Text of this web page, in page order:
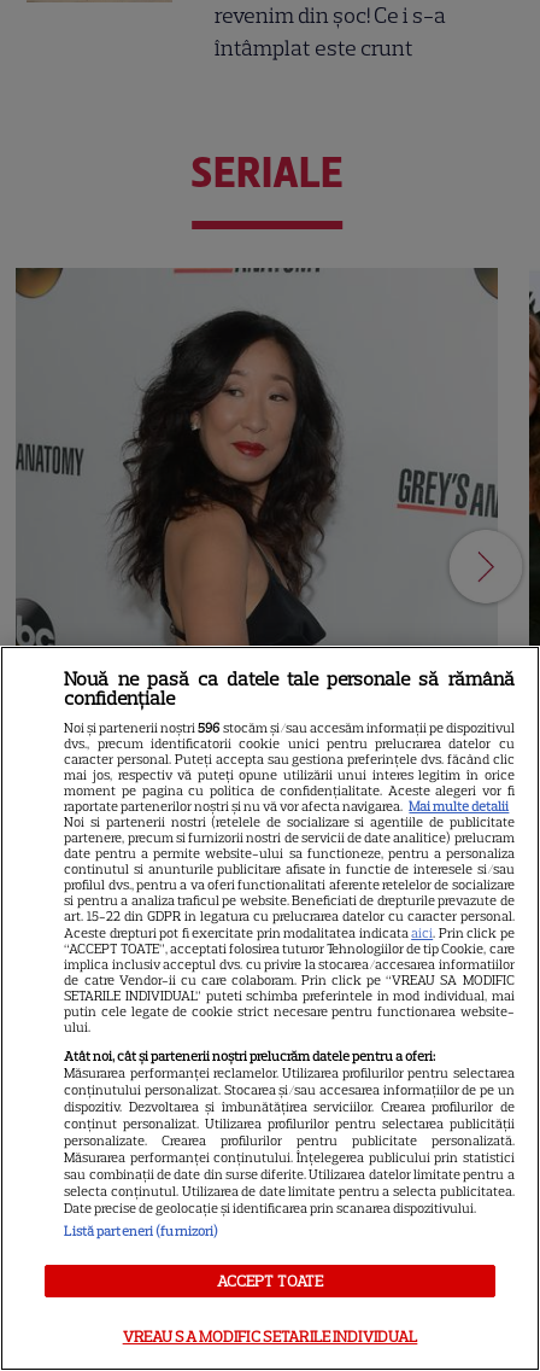
revenim din șoc! Ce i s-a
întâmplat este crunt
SERIALE
21
SERIALE AMERICANE
Sandra Oh dezvăluie de ce a
plecat din „Anatomia lui Grey”.
Discuția cu Shonda Rhimes
care a schimbat totul pentru
Cristina Yang
ARTICOLE PARTENERI
Horoscop 30 iulie 2026. Tauriii
se interesează mai puțin ce se
Nouă ne pasă ca datele tale personale să rămână
confidențiale
Noi și partenerii noștri596 stocăm și/sau accesăm informații pe dispozitivul
dvs., precum identificatorii cookie unici pentru prelucrarea datelor cu
caracter personal. Puteți accepta sau gestiona preferințele dvs. făcând clic
mai jos, respectiv vă puteți opune utilizării unui interes legitim în orice
moment pe pagina cu politica de confidențialitate. Aceste alegeri vor fi
raportate partenerilor noștri și nu vă vor afecta navigarea. Mai multe detalii
Noi si partenerii nostri (retelele de socializare si agentiile de publicitate
partenere, precum si furnizorii nostri de servicii de date analitice) prelucram
date pentru a permite website-ului sa functioneze, pentru a personaliza
continutul si anunturile publicitare afisate in functie de interesele si/sau
profilul dvs., pentru a va oferi functionalitati aferente retelelor de socializare
si pentru a analiza traficul pe website. Beneficiati de drepturile prevazute de
art. 15-22 din GDPR in legatura cu prelucrarea datelor cu caracter personal.
Aceste drepturi pot fi exercitate prin modalitatea indicataaici. Prin click pe
“ACCEPT TOATE”, acceptati folosirea tuturor Tehnologiilor de tip Cookie, care
implica inclusiv acceptul dvs. cu privire la stocarea/accesarea informatiilor
de catre Vendor-ii cu care colaboram. Prin click pe “VREAU SA MODIFIC
SETARILE INDIVIDUAL” puteti schimba preferintele in mod individual, mai
putin cele legate de cookie strict necesare pentru functionarea website-
ului.
Atât noi, cât și partenerii noștri prelucrăm datele pentru a oferi:
Măsurarea performanței reclamelor. Utilizarea profilurilor pentru selectarea
conținutului personalizat. Stocarea și/sau accesarea informațiilor de pe un
dispozitiv. Dezvoltarea și îmbunătățirea serviciilor. Crearea profilurilor de
conținut personalizat. Utilizarea profilurilor pentru selectarea publicității
personalizate. Crearea profilurilor pentru publicitate personalizată.
Măsurarea performanței conținutului. Înțelegerea publicului prin statistici
sau combinații de date din surse diferite. Utilizarea datelor limitate pentru a
selecta conținutul. Utilizarea de date limitate pentru a selecta publicitatea.
Date precise de geolocație și identificarea prin scanarea dispozitivului.
Listă parteneri (furnizori)
ACCEPT TOATE
VREAU SA MODIFIC SETARILE INDIVIDUAL